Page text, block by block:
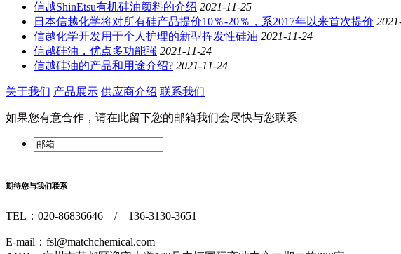
信越ShinEtsu有机硅油颜料的介绍 2021-11-25
日本信越化学将对所有硅产品提价10％-20％，系2017年以来首次提价
信越化学开发用于个人护理的新型挥发性硅油 2021-11-24
信越硅油，优点多功能强 2021-11-24
信越硅油的产品和用途介绍? 2021-11-24
关于我们 产品展示 供应商介绍 联系我们
如果您有意合作，请在此留下您的邮箱我们会尽快与您联系
期待您与我们联系
TEL：020-86836646 / 136-3130-3651
E-mail：fsl@matchchemical.com